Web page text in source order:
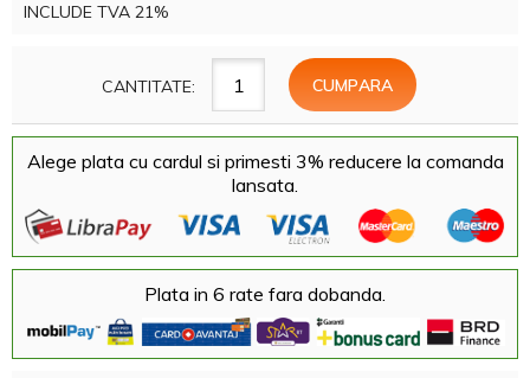
INCLUDE TVA 21%
CANTITATE:
Alege plata cu cardul si primesti 3% reducere la comanda
lansata.
Plata in 6 rate fara dobanda.